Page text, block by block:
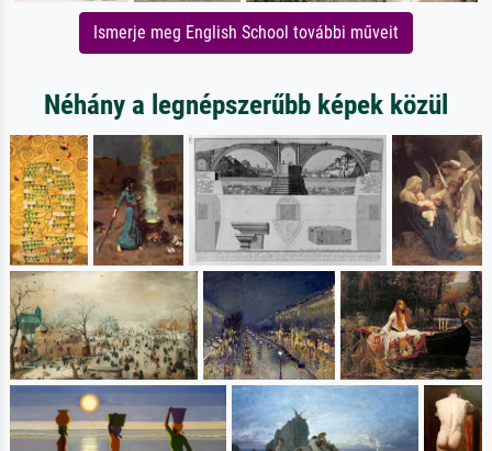
Ismerje meg English School további műveit
Néhány a legnépszerűbb képek közül